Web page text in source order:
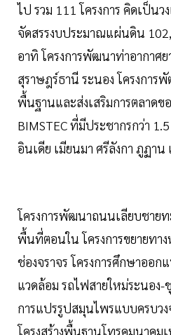
ไป รวม 111 โครงการ คิดเป็นว
จัดสรรงบประมาณแผ่นดิน
อาทิ โครงการพัฒนาท่าอากาศ
สุราษฎร์ธานี ระนอง โครงการ
พื้นฐานและส่งเสริมการตลาดข
BIMSTEC ที่มีประชากรกว่า
อินเดีย เมียนมา ศรีลังกา ภูฏาน
โครงการพัฒนาถนนเลียบชาย
พื้นที่ตอนใน โครงการขยายทา
ช่องจราจร โครงการศึกษาออ
แวดล้อม รถไฟสายใหม่ระนอง
การแปรรูปสมุนไพรแบบครบวง
โครงสร้างพื้นฐานโทรคมนาคม